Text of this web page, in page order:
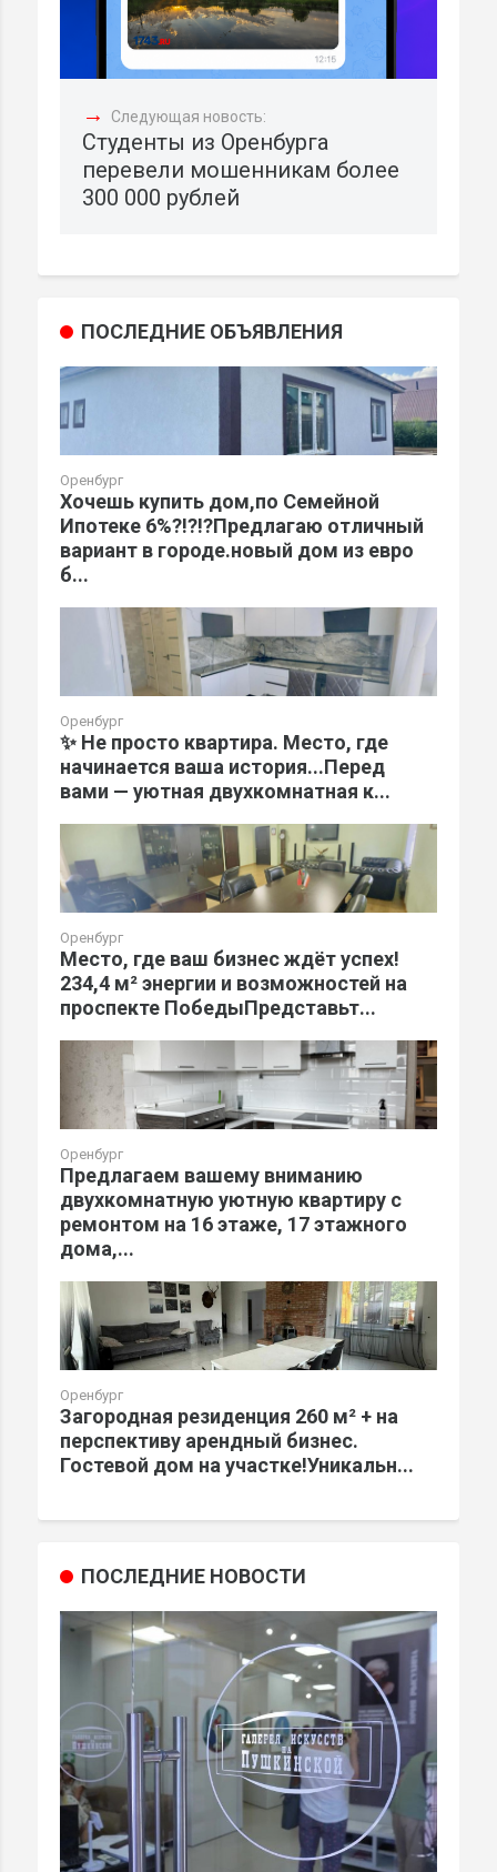
→ Следующая новость:
Студенты из Оренбурга
перевели мошенникам более
300 000 рублей
ПОСЛЕДНИЕ ОБЪЯВЛЕНИЯ
Оренбург
Хочешь купить дом,по Семейной
Ипотеке 6%?!?!?Предлагаю отличный
вариант в городе.новый дом из евро
б...
Оренбург
✨ Не просто квартира. Место, где
начинается ваша история...Перед
вами — уютная двухкомнатная к...
Оренбург
Место, где ваш бизнес ждёт успех!
234,4 м² энергии и возможностей на
проспекте ПобедыПредставьт...
Оренбург
Предлагаем вашему вниманию
двухкомнатную уютную квартиру с
ремонтом на 16 этаже, 17 этажного
дома,...
Оренбург
Загородная резиденция 260 м² + на
перспективу арендный бизнес.
Гостевой дом на участке!Уникальн...
ПОСЛЕДНИЕ НОВОСТИ